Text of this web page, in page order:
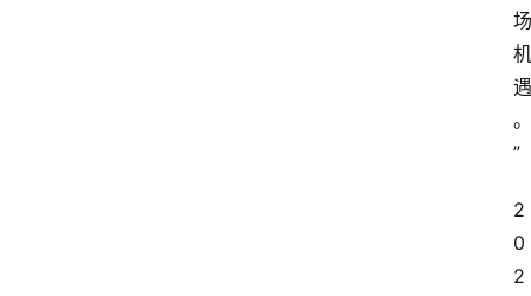
场
机
遇
。
”
2
0
2